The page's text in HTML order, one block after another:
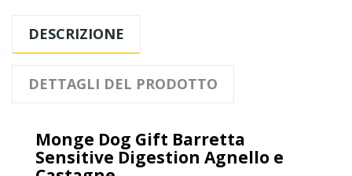
DESCRIZIONE
DETTAGLI DEL PRODOTTO
Monge Dog Gift Barretta
Sensitive Digestion Agnello e